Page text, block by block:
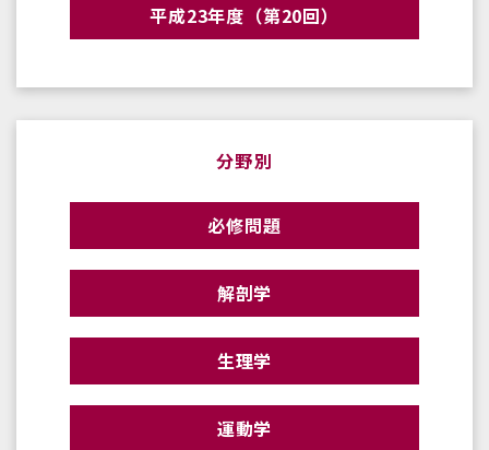
平成23年度（第20回）
分野別
必修問題
解剖学
生理学
運動学